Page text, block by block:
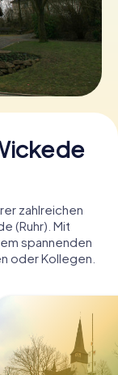
zahlreichen
(Ruhr). Mit
spannenden
oder Kollegen.